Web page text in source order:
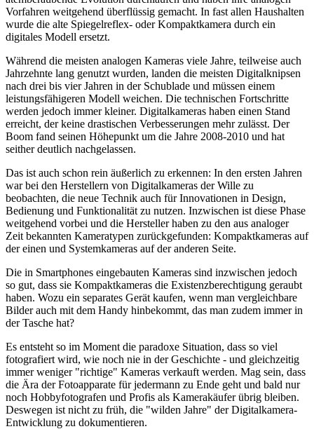
Vorfahren weitgehend überflüssig gemacht. In fast allen Haushalten
wurde die alte Spiegelreflex- oder Kompaktkamera durch ein
digitales Modell ersetzt.
Während die meisten analogen Kameras viele Jahre, teilweise auch
Jahrzehnte lang genutzt wurden, landen die meisten Digitalknipsen
nach drei bis vier Jahren in der Schublade und müssen einem
leistungsfähigeren Modell weichen. Die technischen Fortschritte
werden jedoch immer kleiner. Digitalkameras haben einen Stand
erreicht, der keine drastischen Verbesserungen mehr zulässt. Der
Boom fand seinen Höhepunkt um die Jahre 2008-2010 und hat
seither deutlich nachgelassen.
Das ist auch schon rein äußerlich zu erkennen: In den ersten Jahren
war bei den Herstellern von Digitalkameras der Wille zu
beobachten, die neue Technik auch für Innovationen in Design,
Bedienung und Funktionalität zu nutzen. Inzwischen ist diese Phase
weitgehend vorbei und die Hersteller haben zu den aus analoger
Zeit bekannten Kameratypen zurückgefunden: Kompaktkameras auf
der einen und Systemkameras auf der anderen Seite.
Die in Smartphones eingebauten Kameras sind inzwischen jedoch
so gut, dass sie Kompaktkameras die Existenzberechtigung geraubt
haben. Wozu ein separates Gerät kaufen, wenn man vergleichbare
Bilder auch mit dem Handy hinbekommt, das man zudem immer in
der Tasche hat?
Es entsteht so im Moment die paradoxe Situation, dass so viel
fotografiert wird, wie noch nie in der Geschichte - und gleichzeitig
immer weniger "richtige" Kameras verkauft werden. Mag sein, dass
die Ära der Fotoapparate für jedermann zu Ende geht und bald nur
noch Hobbyfotografen und Profis als Kamerakäufer übrig bleiben.
Deswegen ist nicht zu früh, die "wilden Jahre" der Digitalkamera-
Entwicklung zu dokumentieren.